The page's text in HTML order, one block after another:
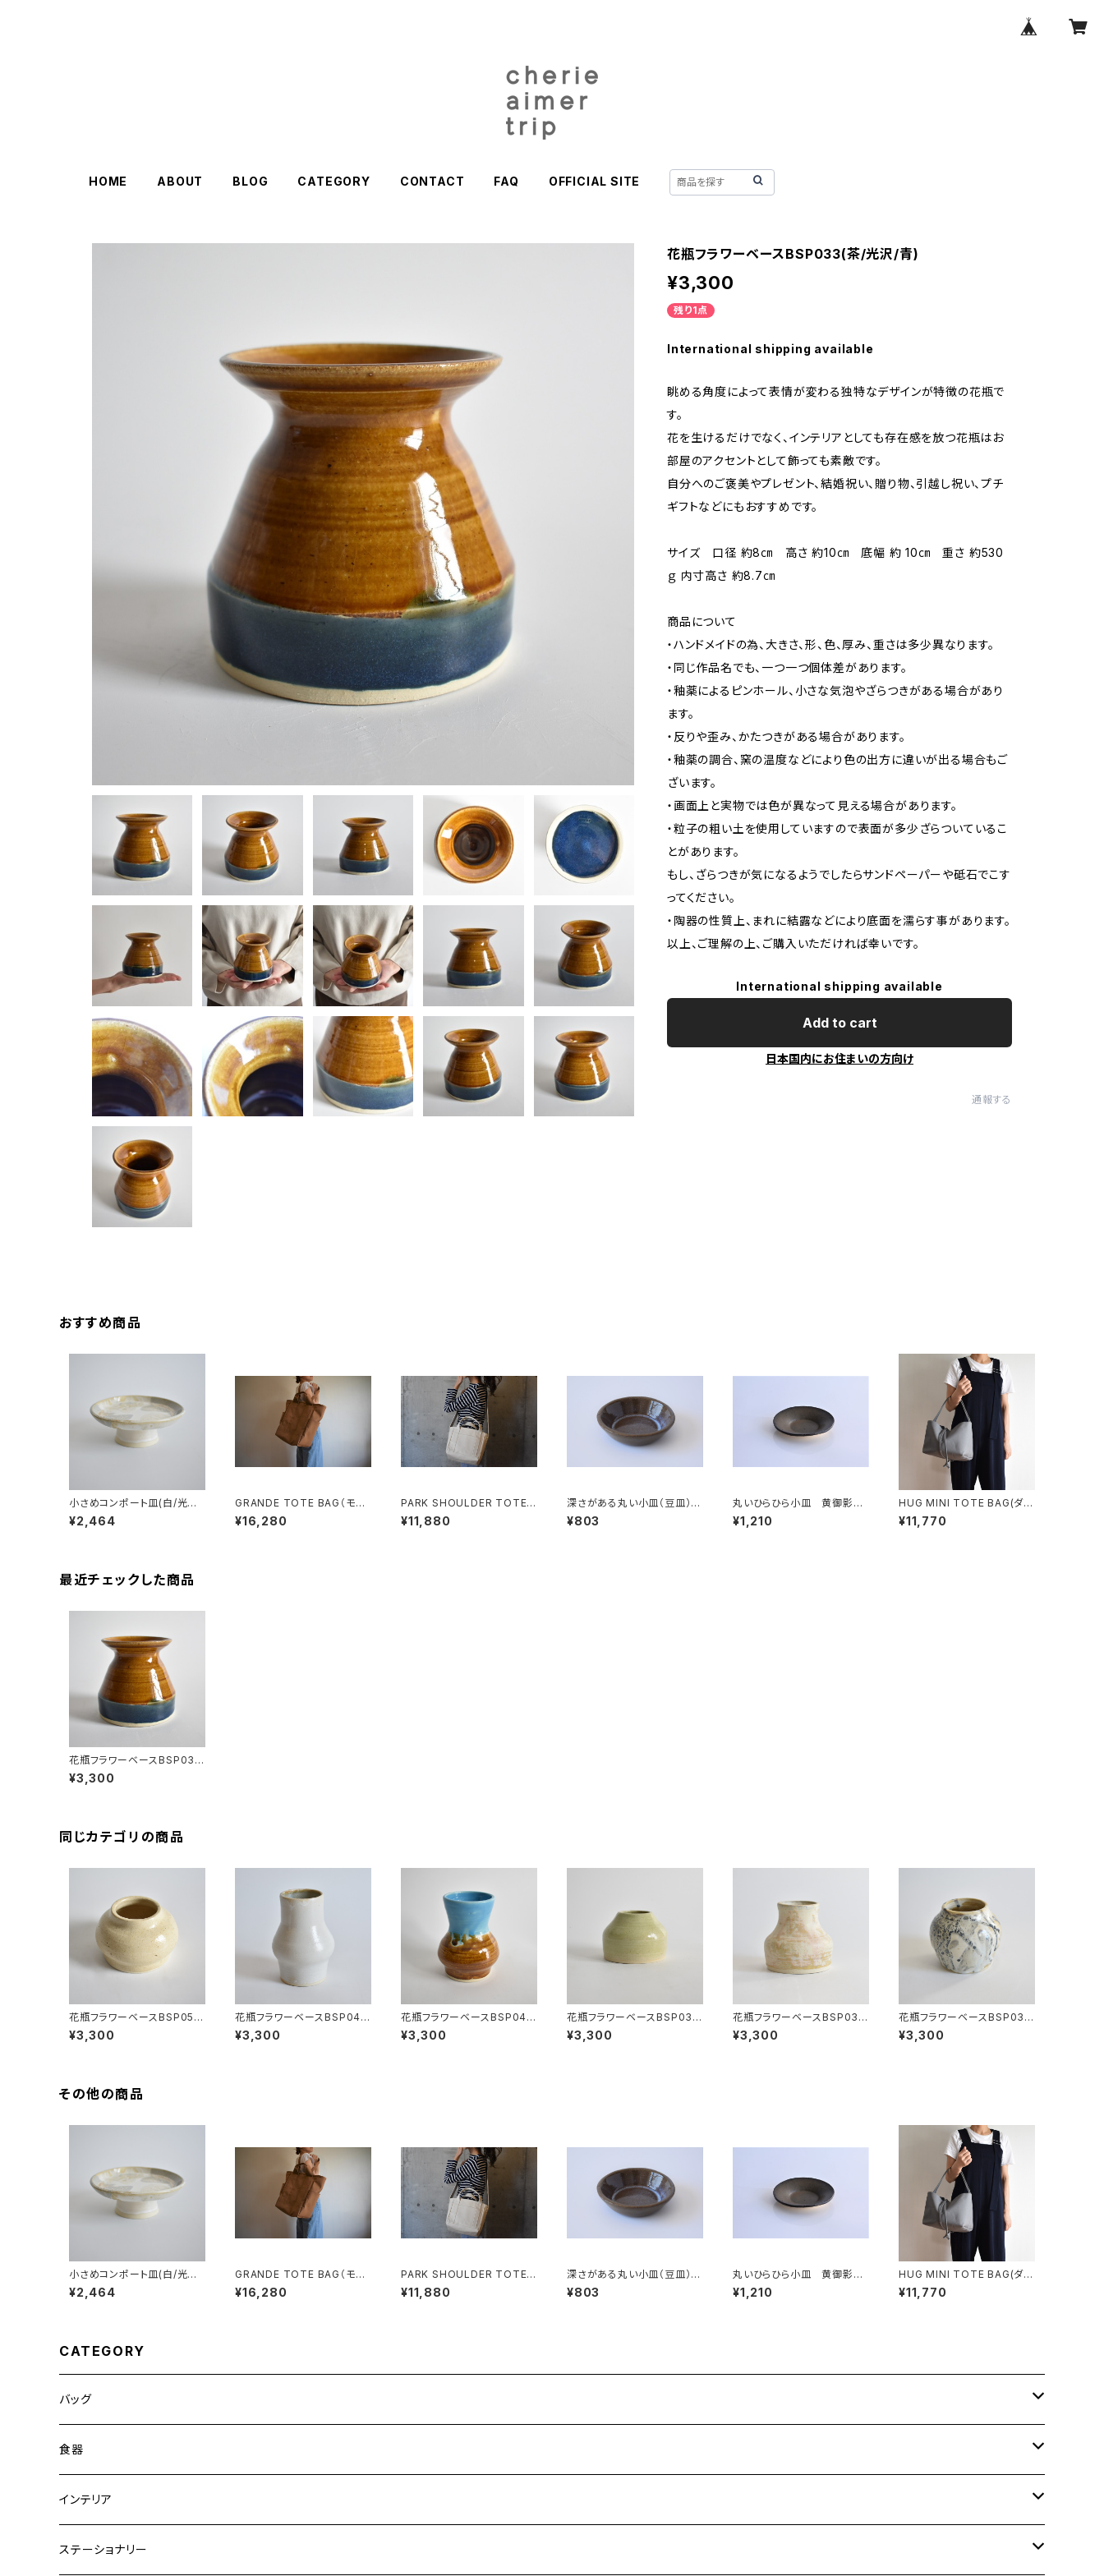
HOME ABOUT BLOG CATEGORY CONTACT FAQ OFFICIAL SITE
花瓶フラワーベースBSP033(茶/光沢/青)
¥3,300
残り1点
International shipping available
眺める角度によって表情が変わる独特なデザインが特徴の花瓶で
す。
花を生けるだけでなく、インテリアとしても存在感を放つ花瓶はお
部屋のアクセントとして飾っても素敵です。
自分へのご褒美やプレゼント、結婚祝い、贈り物、引越し祝い、プチ
ギフトなどにもおすすめです。
サイズ 口径 約8㎝ 高さ 約10㎝ 底幅 約 10㎝ 重さ 約530
ｇ 内寸高さ 約8.7㎝
商品について
・ハンドメイドの為、大きさ、形、色、厚み、重さは多少異なります。
・同じ作品名でも、一つ一つ個体差があります。
・釉薬によるピンホール、小さな気泡やざらつきがある場合があり
ます。
・反りや歪み、かたつきがある場合があります。
・釉薬の調合、窯の温度などにより色の出方に違いが出る場合もご
ざいます。
・画面上と実物では色が異なって見える場合があります。
・粒子の粗い土を使用していますので表面が多少ざらついているこ
とがあります。
もし、ざらつきが気になるようでしたらサンドペーパーや砥石でこす
ってください。
・陶器の性質上、まれに結露などにより底面を濡らす事があります。
以上、ご理解の上、ご購入いただければ幸いです。
International shipping available
Add to cart
日本国内にお住まいの方向け
通報する
おすすめ商品
小さめコンポート皿(白/光沢/
グレー/ベージュ)
¥2,464
GRANDE TOTE BAG（モカ/
ベージュ）
¥16,280
PARK SHOULDER TOTE B
AG (キナリ)
¥11,880
深さがある丸い小皿（豆皿）赤
土×乳濁灰釉
¥803
丸いひらひら小皿 黄御影土
×錆釉
¥1,210
HUG MINI TOTE BAG(ダー
クグレー)
¥11,770
最近チェックした商品
花瓶フラワーベースBSP033
(茶/光沢/青)
¥3,300
同じカテゴリの商品
花瓶フラワーベースBSP057
(黄/ベージュ/点模様)
¥3,300
花瓶フラワーベースBSP048
(白/マット/茶/薄緑)
¥3,300
花瓶フラワーベースBSP040
(水色/茶/光沢)
¥3,300
花瓶フラワーベースBSP039
(黄緑/光沢)
¥3,300
花瓶フラワーベースBSP038
(黄/ベージュ/マット)
¥3,300
花瓶フラワーベースBSP037
(白/ベージュ/黒/茶/点模様)
¥3,300
その他の商品
小さめコンポート皿(白/光沢/
グレー/ベージュ)
¥2,464
GRANDE TOTE BAG（モカ/
ベージュ）
¥16,280
PARK SHOULDER TOTE B
AG (キナリ)
¥11,880
深さがある丸い小皿（豆皿）赤
土×乳濁灰釉
¥803
丸いひらひら小皿 黄御影土
×錆釉
¥1,210
HUG MINI TOTE BAG(ダー
クグレー)
¥11,770
CATEGORY
バッグ
トートバッグ
ショルダーバッグ
ワンハンドルバッグ
食器
大皿
中皿
インテリア
花瓶・フラワーベース
ステーショナリー